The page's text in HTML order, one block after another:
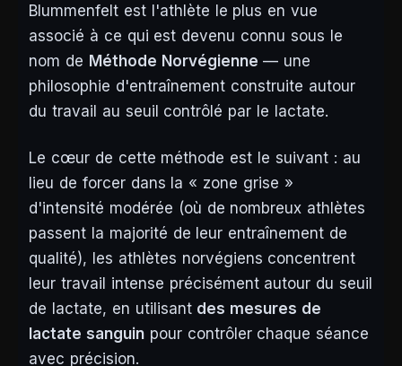
Blummenfelt est l'athlète le plus en vue
associé à ce qui est devenu connu sous le
nom de Méthode Norvégienne — une
philosophie d'entraînement construite autour
du travail au seuil contrôlé par le lactate.
Le cœur de cette méthode est le suivant : au
lieu de forcer dans la « zone grise »
d'intensité modérée (où de nombreux athlètes
passent la majorité de leur entraînement de
qualité), les athlètes norvégiens concentrent
leur travail intense précisément autour du seuil
de lactate, en utilisant des mesures de
lactate sanguinpour contrôler chaque séance
avec précision.